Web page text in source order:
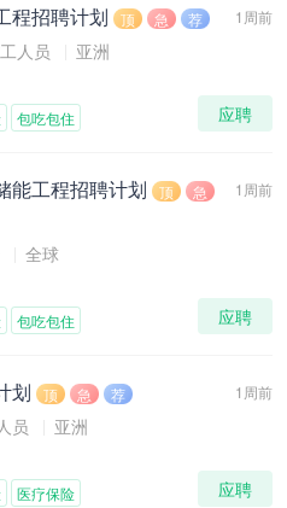
1周前
程招聘计划 顶 急 荐
人员
亚洲
应聘
包吃包住
1周前
能工程招聘计划 顶
急
全球
应聘
包吃包住
1周前
划 顶 急 荐
员
亚洲
应聘
医疗保险